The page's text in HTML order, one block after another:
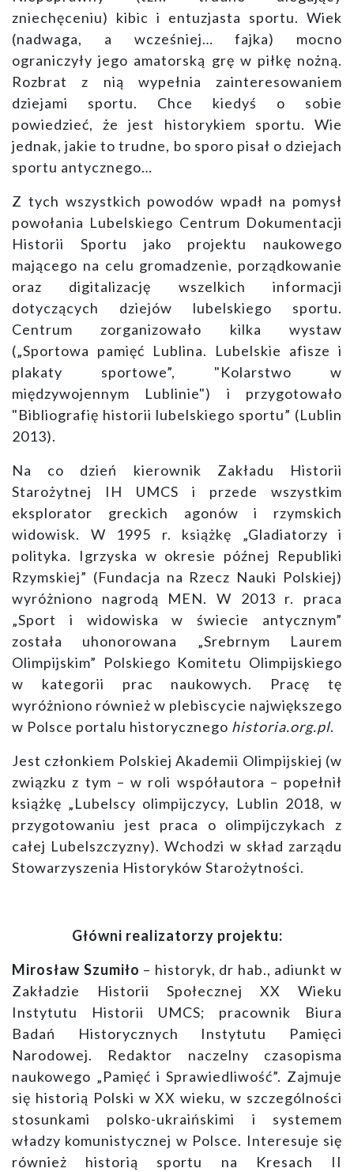
zniechęceniu) kibic i entuzjasta sportu. Wiek
(nadwaga, a wcześniej… fajka) mocno
ograniczyły jego amatorską grę w piłkę nożną.
Rozbrat z nią wypełnia zainteresowaniem
dziejami sportu. Chce kiedyś o sobie
powiedzieć, że jest historykiem sportu. Wie
jednak, jakie to trudne, bo sporo pisał o dziejach
sportu antycznego…
Z tych wszystkich powodów wpadł na pomysł
powołania Lubelskiego Centrum Dokumentacji
Historii Sportu jako projektu naukowego
mającego na celu gromadzenie, porządkowanie
oraz digitalizację wszelkich informacji
dotyczących dziejów lubelskiego sportu.
Centrum zorganizowało kilka wystaw
(„Sportowa pamięć Lublina. Lubelskie afisze i
plakaty sportowe”, "Kolarstwo w
międzywojennym Lublinie") i przygotowało
"Bibliografię historii lubelskiego sportu” (Lublin
2013).
Na co dzień kierownik Zakładu Historii
Starożytnej IH UMCS i przede wszystkim
eksplorator greckich agonów i rzymskich
widowisk. W 1995 r. książkę „Gladiatorzy i
polityka. Igrzyska w okresie późnej Republiki
Rzymskiej” (Fundacja na Rzecz Nauki Polskiej)
wyróżniono nagrodą MEN. W 2013 r. praca
„Sport i widowiska w świecie antycznym”
została uhonorowana „Srebrnym Laurem
Olimpijskim” Polskiego Komitetu Olimpijskiego
w kategorii prac naukowych. Pracę tę
wyróżniono również w plebiscycie największego
w Polsce portalu historycznego historia.org.pl.
Jest członkiem Polskiej Akademii Olimpijskiej (w
związku z tym – w roli współautora – popełnił
książkę „Lubelscy olimpijczycy, Lublin 2018, w
przygotowaniu jest praca o olimpijczykach z
całej Lubelszczyzny). Wchodzi w skład zarządu
Stowarzyszenia Historyków Starożytności.
Główni realizatorzy projektu:
Mirosław Szumiło – historyk, dr hab., adiunkt w
Zakładzie Historii Społecznej XX Wieku
Instytutu Historii UMCS; pracownik Biura
Badań Historycznych Instytutu Pamięci
Narodowej. Redaktor naczelny czasopisma
naukowego „Pamięć i Sprawiedliwość”. Zajmuje
się historią Polski w XX wieku, w szczególności
stosunkami polsko-ukraińskimi i systemem
władzy komunistycznej w Polsce. Interesuje się
również historią sportu na Kresach II